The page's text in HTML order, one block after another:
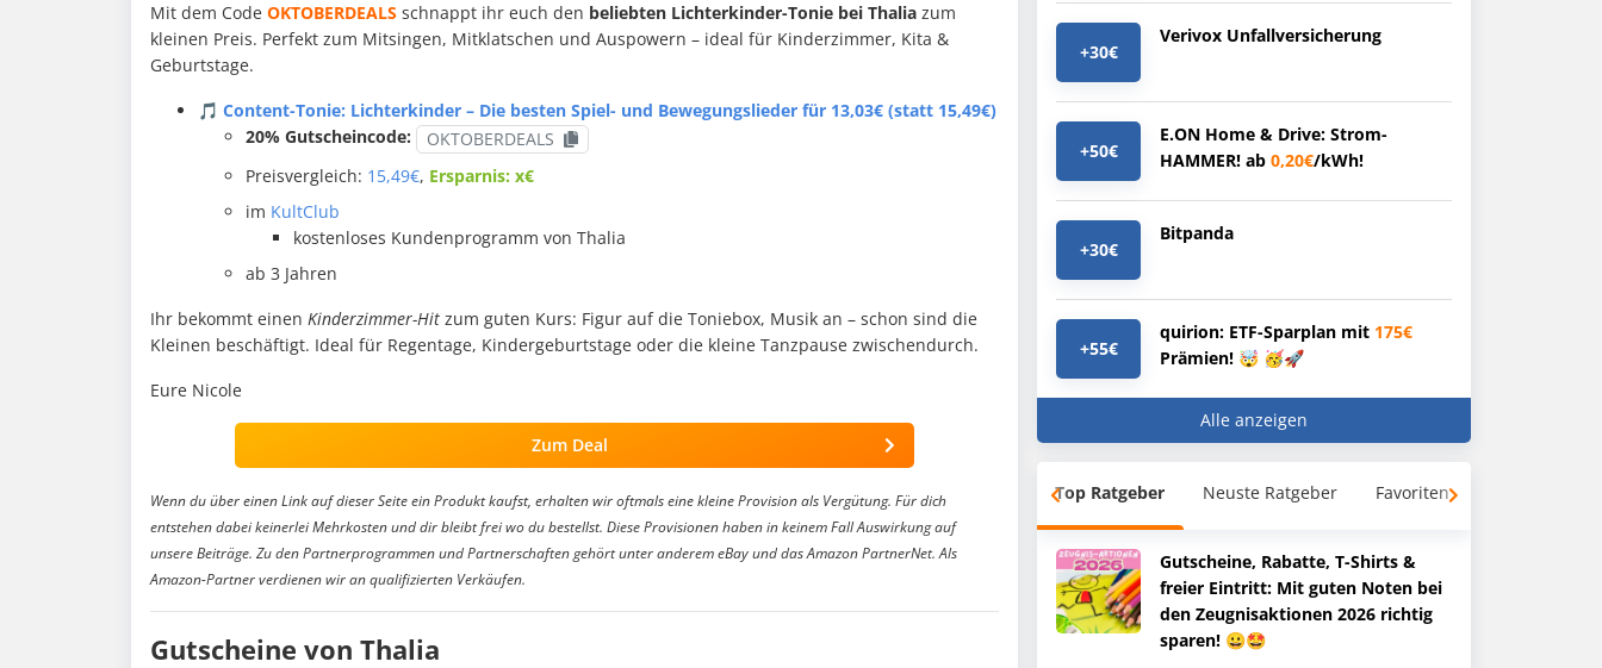
Mit dem Code OKTOBERDEALS schnappt ihr euch den beliebten Lichterkinder-Tonie bei Thalia zum
kleinen Preis. Perfekt zum Mitsingen, Mitklatschen und Auspowern – ideal für Kinderzimmer, Kita &
Geburtstage.
🎵 Content-Tonie: Lichterkinder – Die besten Spiel- und Bewegungslieder für 13,03€ (statt 15,49€)
20% Gutscheincode:
OKTOBERDEALS
Preisvergleich: 15,49€, Ersparnis: x€
im KultClub
kostenloses Kundenprogramm von Thalia
ab 3 Jahren
Ihr bekommt einen Kinderzimmer-Hit zum guten Kurs: Figur auf die Toniebox, Musik an – schon sind die
Kleinen beschäftigt. Ideal für Regentage, Kindergeburtstage oder die kleine Tanzpause zwischendurch.
Eure Nicole
Zum Deal
Wenn du über einen Link auf dieser Seite ein Produkt kaufst, erhalten wir oftmals eine kleine Provision als Vergütung. Für dich
entstehen dabei keinerlei Mehrkosten und dir bleibt frei wo du bestellst. Diese Provisionen haben in keinem Fall Auswirkung auf
unsere Beiträge. Zu den Partnerprogrammen und Partnerschaften gehört unter anderem eBay und das Amazon PartnerNet. Als
Amazon-Partner verdienen wir an qualifizierten Verkäufen.
Gutscheine von Thalia
+30€
Verivox Unfallversicherung
+50€
E.ON Home & Drive: Strom-
HAMMER! ab 0,20€/kWh!
+30€
Bitpanda
+55€
quirion: ETF-Sparplan mit 175€
Prämien! 🤯 🥳🚀
Alle anzeigen
Top Ratgeber Neuste Ratgeber Favoriten
Gutscheine, Rabatte, T-Shirts &
freier Eintritt: Mit guten Noten bei
den Zeugnisaktionen 2026 richtig
sparen! 😀🤩